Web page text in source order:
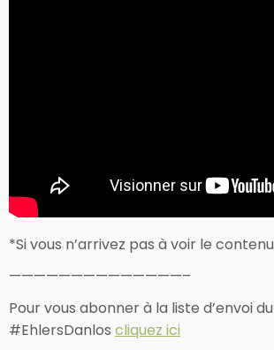
*Si vous n’arrivez pas à voir le
——————————————–
Pour vous abonner à la liste d’envoi
#EhlersDanlos cliquez ici